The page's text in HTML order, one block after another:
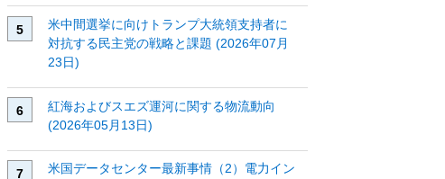
米中間選挙に向けトランプ大統領支持者に
対抗する民主党の戦略と課題 (2026年07月
23日)
紅海およびスエズ運河に関する物流動向
(2026年05月13日)
米国データセンター最新事情（2）電力イン